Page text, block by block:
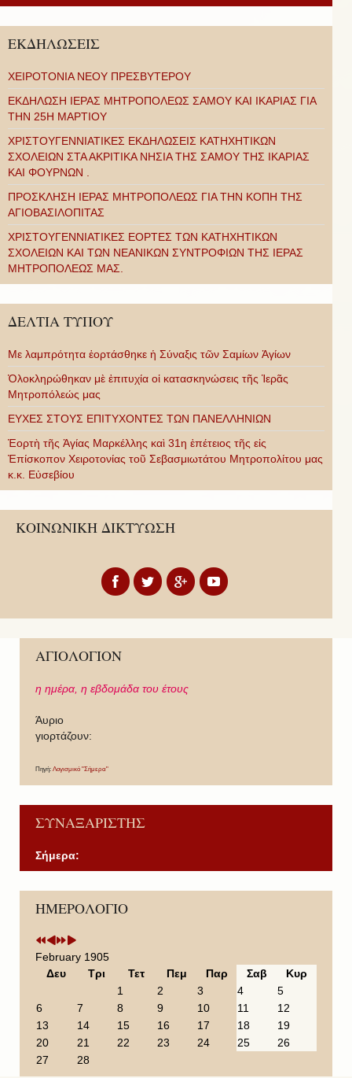
ΕΚΔΗΛΩΣΕΙΣ
ΧΕΙΡΟΤΟΝΙΑ ΝΕΟΥ ΠΡΕΣΒΥΤΕΡΟΥ
ΕΚΔΗΛΩΣΗ ΙΕΡΑΣ ΜΗΤΡΟΠΟΛΕΩΣ ΣΑΜΟΥ ΚΑΙ ΙΚΑΡΙΑΣ ΓΙΑ
ΤΗΝ 25Η ΜΑΡΤΙΟΥ
ΧΡΙΣΤΟΥΓΕΝΝΙΑΤΙΚΕΣ ΕΚΔΗΛΩΣΕΙΣ ΚΑΤΗΧΗΤΙΚΩΝ
ΣΧΟΛΕΙΩΝ ΣΤΑ ΑΚΡΙΤΙΚΑ ΝΗΣΙΑ ΤΗΣ ΣΑΜΟΥ ΤΗΣ ΙΚΑΡΙΑΣ
ΚΑΙ ΦΟΥΡΝΩΝ .
ΠΡΟΣΚΛΗΣΗ ΙΕΡΑΣ ΜΗΤΡΟΠΟΛΕΩΣ ΓΙΑ ΤΗΝ ΚΟΠΗ ΤΗΣ
ΑΓΙΟΒΑΣΙΛΟΠΙΤΑΣ
ΧΡΙΣΤΟΥΓΕΝΝΙΑΤΙΚΕΣ ΕΟΡΤΕΣ ΤΩΝ ΚΑΤΗΧΗΤΙΚΩΝ
ΣΧΟΛΕΙΩΝ ΚΑΙ ΤΩΝ ΝΕΑΝΙΚΩΝ ΣΥΝΤΡΟΦΙΩΝ ΤΗΣ ΙΕΡΑΣ
ΜΗΤΡΟΠΟΛΕΩΣ ΜΑΣ.
ΔΕΛΤΙΑ ΤΥΠΟΥ
Με λαμπρότητα ἑορτάσθηκε ἡ Σύναξις τῶν Σαμίων Ἁγίων
Ὁλοκληρώθηκαν μὲ ἐπιτυχία οἱ κατασκηνώσεις τῆς Ἱερᾶς
Μητροπόλεώς μας
ΕΥΧΕΣ ΣΤΟΥΣ ΕΠΙΤΥΧΟΝΤΕΣ ΤΩΝ ΠΑΝΕΛΛΗΝΙΩΝ
Ἑορτὴ τῆς Ἁγίας Μαρκέλλης καὶ 31η ἐπέτειος τῆς εἰς
Ἐπίσκοπον Χειροτονίας τοῦ Σεβασμιωτάτου Μητροπολίτου μας
κ.κ. Εὐσεβίου
ΚΟΙΝΩΝΙΚΗ ΔΙΚΤΥΩΣΗ
ΑΓΙΟΛΟΓΙΟΝ
η ημέρα, η εβδομάδα του έτους
Άυριο
γιορτάζουν:
Πηγή: Λογισμικό "Σήμερα"
ΣΥΝΑΞΑΡΙΣΤΗΣ
Σήμερα:
ΗΜΕΡΟΛΟΓΙΟ
P
r
v
i
e
a
r
P
r
v
i
o
o
n
t
N
e
t
Y
e
N
e
t
M
February 1905
Δευ
Τρι Τετ Πεμ Παρ Σαβ
Κυρ
1
2 3 4
5
6
7 8 9 10 11
12
13
14 15 16 17 18
19
20
21 22 23 24 25
26
27
28